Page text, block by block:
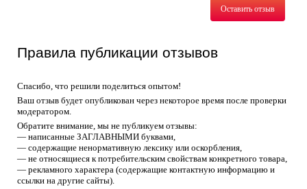
Оставить отзыв
Правила публикации отзывов
Спасибо, что решили поделиться опытом!
Ваш отзыв будет опубликован через некоторое время после проверки
модератором.
Обратите внимание, мы не публикуем отзывы:
— написанные ЗАГЛАВНЫМИ буквами,
— содержащие ненормативную лексику или оскорбления,
— не относящиеся к потребительским свойствам конкретного товара,
— рекламного характера (содержащие контактную информацию и
ссылки на другие сайты).